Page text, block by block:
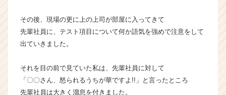
ら
カ
が
届
く
その後、現場の更に上の上司が部屋に入ってきて
先輩社員に、テスト項目について何か語気を強めで注意をして
出ていきました。
それを目の前で見ていた私は、先輩社員に対して
「〇〇さん、怒られるうちが華ですよ!!」と言ったところ
先輩社員は大きく溜息を付きました。